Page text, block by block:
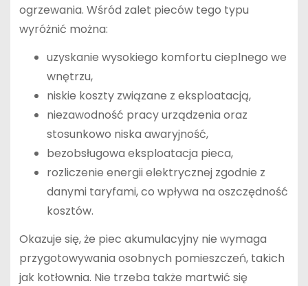
ogrzewania. Wśród zalet pieców tego typu
wyróżnić można:
uzyskanie wysokiego komfortu cieplnego we
wnętrzu,
niskie koszty związane z eksploatacją,
niezawodność pracy urządzenia oraz
stosunkowo niska awaryjność,
bezobsługowa eksploatacja pieca,
rozliczenie energii elektrycznej zgodnie z
danymi taryfami, co wpływa na oszczędność
kosztów.
Okazuje się, że piec akumulacyjny nie wymaga
przygotowywania osobnych pomieszczeń, takich
jak kotłownia. Nie trzeba także martwić się